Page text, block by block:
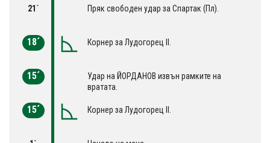
21´ Пряк свободен удар за Спартак (Пл).
18´ Корнер за Лудогорец II.
15´
Удар на ЙОРДАНОВ извън рамките на
вратата.
15´ Корнер за Лудогорец II.